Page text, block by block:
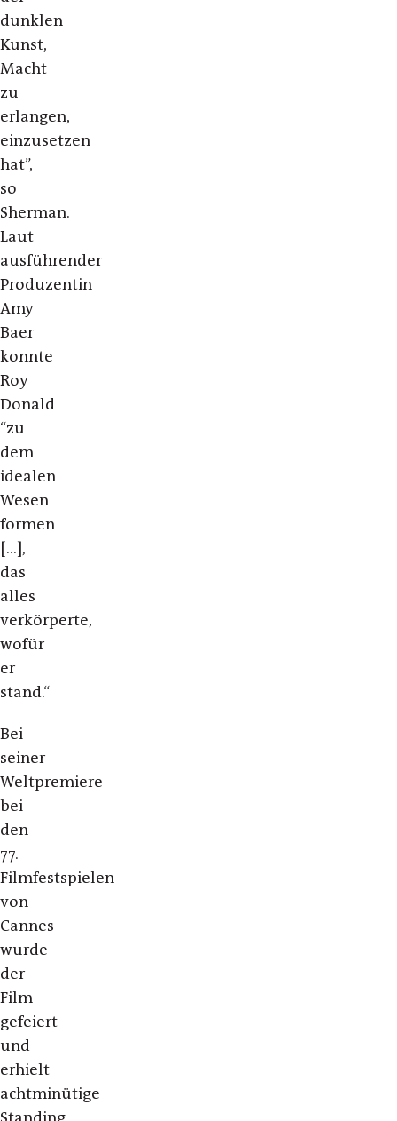
dunklen
Kunst,
Macht
zu
erlangen,
einzusetzen
hat”,
so
Sherman.
Laut
ausführender
Produzentin
Amy
Baer
konnte
Roy
Donald
“zu
dem
idealen
Wesen
formen
[...],
das
alles
verkörperte,
wofür
er
stand.“
Bei
seiner
Weltpremiere
bei
den
77.
Filmfestspielen
von
Cannes
wurde
der
Film
gefeiert
und
erhielt
achtminütige